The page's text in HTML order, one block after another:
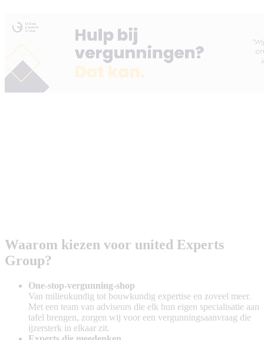
Waarom kiezen voor united Experts
Group?
One-stop-vergunning-shop
Van milieukundig tot bouwkundig expertise en zoveel meer.
Met een team van adviseurs die elk hun eigen specialisatie aan
tafel brengen, zorgen wij voor een vergunningsaanvraag die
ijzersterk in elkaar zit.